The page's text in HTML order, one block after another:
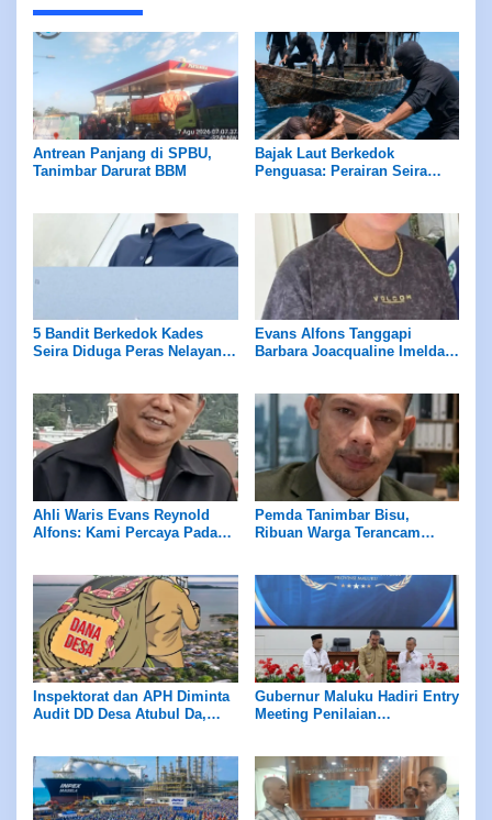
Antrean Panjang di SPBU,
Tanimbar Darurat BBM
Bajak Laut Berkedok
Penguasa: Perairan Seira
5 Bandit Berkedok Kades
Seira Diduga Peras Nelayan
Evans Alfons Tanggapi
Barbara Joacqualine Imelda
Pengadilan
Ahli Waris Evans Reynold
Alfons: Kami Percaya Pada
Pemda Tanimbar Bisu,
Ribuan Warga Terancam
Inspektorat dan APH Diminta
Audit DD Desa Atubul Da,
Gubernur Maluku Hadiri Entry
Meeting Penilaian